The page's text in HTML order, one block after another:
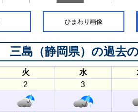
ひまわり画像
三島（静岡県） の過去
火 水
2 3